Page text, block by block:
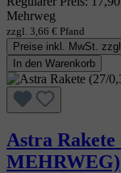
Mehrweg
zzgl. 3,66 € Pfand
Preise inkl. MwSt.
In den Warenkorb
Astra
MEHRWEG)